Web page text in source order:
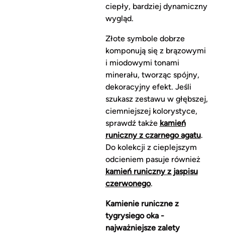
ciepły, bardziej dynamiczny
wygląd.
Złote symbole dobrze
komponują się z brązowymi
i miodowymi tonami
minerału, tworząc spójny,
dekoracyjny efekt. Jeśli
szukasz zestawu w głębszej,
ciemniejszej kolorystyce,
sprawdź także kamień
runiczny z czarnego agatu.
Do kolekcji z cieplejszym
odcieniem pasuje również
kamień runiczny z jaspisu
czerwonego.
Kamienie runiczne z
tygrysiego oka -
najważniejsze zalety